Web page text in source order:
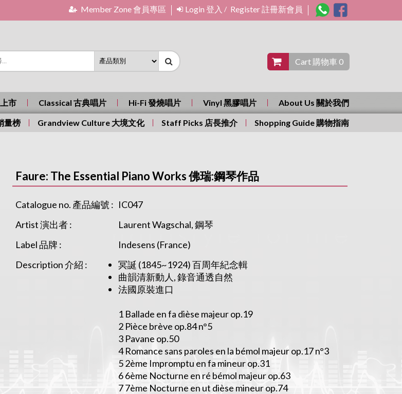
Member Zone 會員專區 Login 登入 / Register 註冊新會員
Cart 購物車 0
市 Classical 古典唱片 Hi-Fi 發燒唱片 Vinyl 黑膠唱片 About Us 關於我們
量榜 Grandview Culture 大境文化 Staff Picks 店長推介 Shopping Guide 購物指南
Faure: The Essential Piano Works 佛瑞:鋼琴作品
Catalogue no. 產品編號 : IC047
Artist 演出者 :
Laurent Wagschal, 鋼琴
Label 品牌 :
Indesens (France)
Description 介紹 :
冥誕 (1845~1924) 百周年紀念輯
曲韻清新動人, 錄音通透自然
法國原裝進口
1 Ballade en fa dièse majeur op.19
2 Pièce brève op.84 n°5
3 Pavane op.50
4 Romance sans paroles en la bémol majeur op.17 n°3
5 2ème Impromptu en fa mineur op.31
6 6ème Nocturne en ré bémol majeur op.63
7 7ème Nocturne en ut dièse mineur op.74